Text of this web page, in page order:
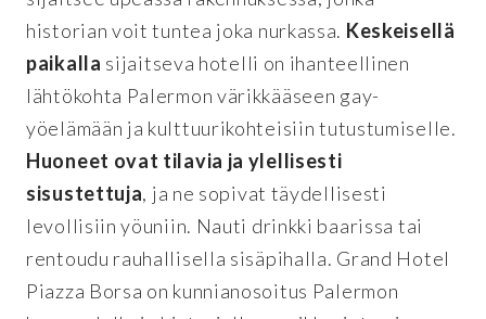
historian voit tuntea joka nurkassa. Keskeisellä
paikalla sijaitseva hotelli on ihanteellinen
lähtökohta Palermon värikkääseen gay-
yöelämään ja kulttuurikohteisiin tutustumiselle.
Huoneet ovat tilavia ja ylellisesti
sisustettuja, ja ne sopivat täydellisesti
levollisiin yöuniin. Nauti drinkki baarissa tai
rentoudu rauhallisella sisäpihalla. Grand Hotel
Piazza Borsa on kunnianosoitus Palermon